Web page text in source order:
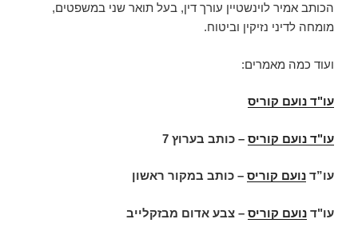
הכותב אמיר לוינשטיין עורך דין, בעל תואר שני במשפטים,
מומחה לדיני נזיקין וביטוח.
ועוד כמה מאמרים:
עו"ד נועם קוריס
עו"ד נועם קוריס – כותב בערוץ 7
עו”ד נועם קוריס – כותב במקור ראשון
עו"ד נועם קוריס – צבע אדום מבזקלייב